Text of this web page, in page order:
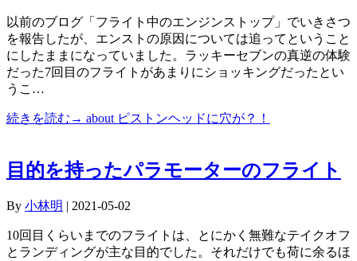
以前のブログ「フライト中のエンジンストップ」でいきさつ
を報告したが、エンストの原因については追ってということ
にしたままになっていました。ラッキーセブンの真逆の体験
だった7回目のフライトがあまりにショッキングだったとい
うこ…
続きを読む→ about ピストンヘッドに穴が？！
目的を持ったパラモーターのフライト
By 小林明 | 2021-05-02
10回目くらいまでのフライトは、とにかく無難なテイクオフ
とランディングが主な目的でした。それだけでも荷に余るほ